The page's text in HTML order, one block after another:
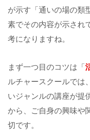
が示す「通いの場の類
素でその内容が示され
考になりますね。
まず一つ目のコツは「
ルチャースクールでは
いジャンルの講座が提
から、ご自身の興味や
切です。